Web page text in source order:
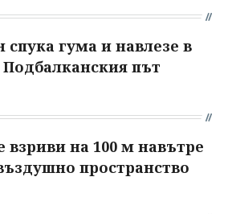
гума и навлезе в
път
взриви на 100 м навътре
пространство